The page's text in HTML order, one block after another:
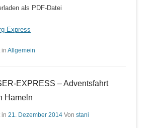
als PDF-Datei
Express
in Allgemein
EXPRESS – Adventsfahrt
Hameln
in 21. Dezember 2014 Von stani